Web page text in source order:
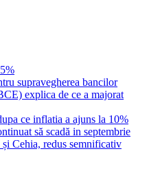
supravegherea bancilor
explica de ce a majorat
ce inflatia a ajuns la 10%
să scadă in septembrie
Cehia, redus semnificativ